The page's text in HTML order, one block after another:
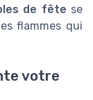
de fête se
flammes qui
votre